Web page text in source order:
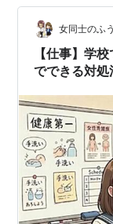
室にはしたく
女同士のふ
【仕事】学
でできる対